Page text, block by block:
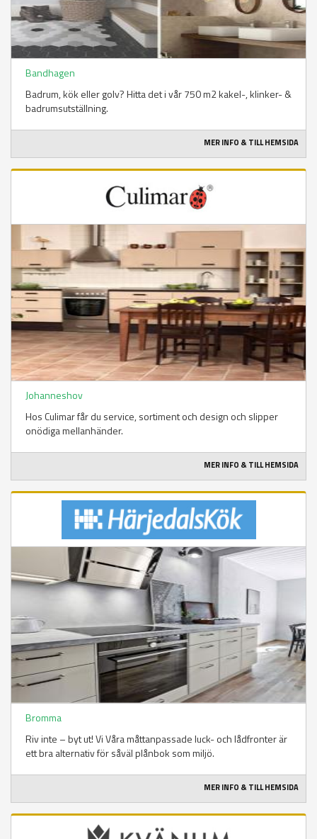
Bandhagen
Badrum, kök eller golv? Hitta det i vår 750 m2 kakel-, klinker- &
badrumsutställning.
MER INFO & TILL HEMSIDA
Johanneshov
Hos Culimar får du service, sortiment och design och slipper
onödiga mellanhänder.
MER INFO & TILL HEMSIDA
Bromma
Riv inte – byt ut! Vi Våra måttanpassade luck- och lådfronter är
ett bra alternativ för såväl plånbok som miljö.
MER INFO & TILL HEMSIDA